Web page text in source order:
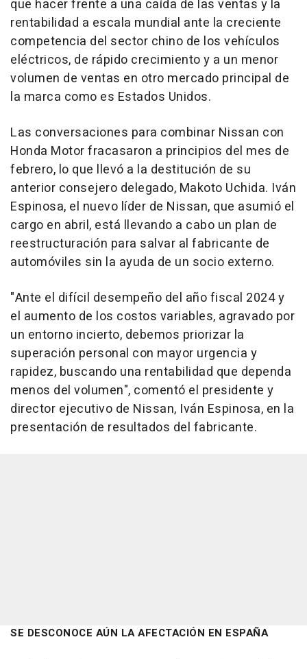
que hacer frente a una caída de las ventas y la
rentabilidad a escala mundial ante la creciente
competencia del sector chino de los vehículos
eléctricos, de rápido crecimiento y a un menor
volumen de ventas en otro mercado principal de
la marca como es Estados Unidos.
Las conversaciones para combinar Nissan con
Honda Motor fracasaron a principios del mes de
febrero, lo que llevó a la destitución de su
anterior consejero delegado, Makoto Uchida. Iván
Espinosa, el nuevo líder de Nissan, que asumió el
cargo en abril, está llevando a cabo un plan de
reestructuración para salvar al fabricante de
automóviles sin la ayuda de un socio externo.
"Ante el difícil desempeño del año fiscal 2024 y
el aumento de los costos variables, agravado por
un entorno incierto, debemos priorizar la
superación personal con mayor urgencia y
rapidez, buscando una rentabilidad que dependa
menos del volumen", comentó el presidente y
director ejecutivo de Nissan, Iván Espinosa, en la
presentación de resultados del fabricante.
SE DESCONOCE AÚN LA AFECTACIÓN EN ESPAÑA